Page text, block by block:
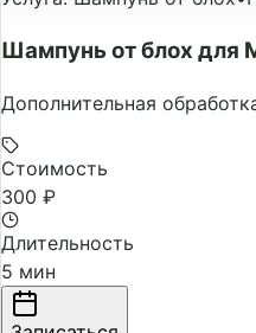
Шампунь от блох для
Дополнительная
Стоимость
300 ₽
Длительность
5 мин